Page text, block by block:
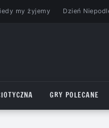
my żyjemy Dzień
GRY POLECANE